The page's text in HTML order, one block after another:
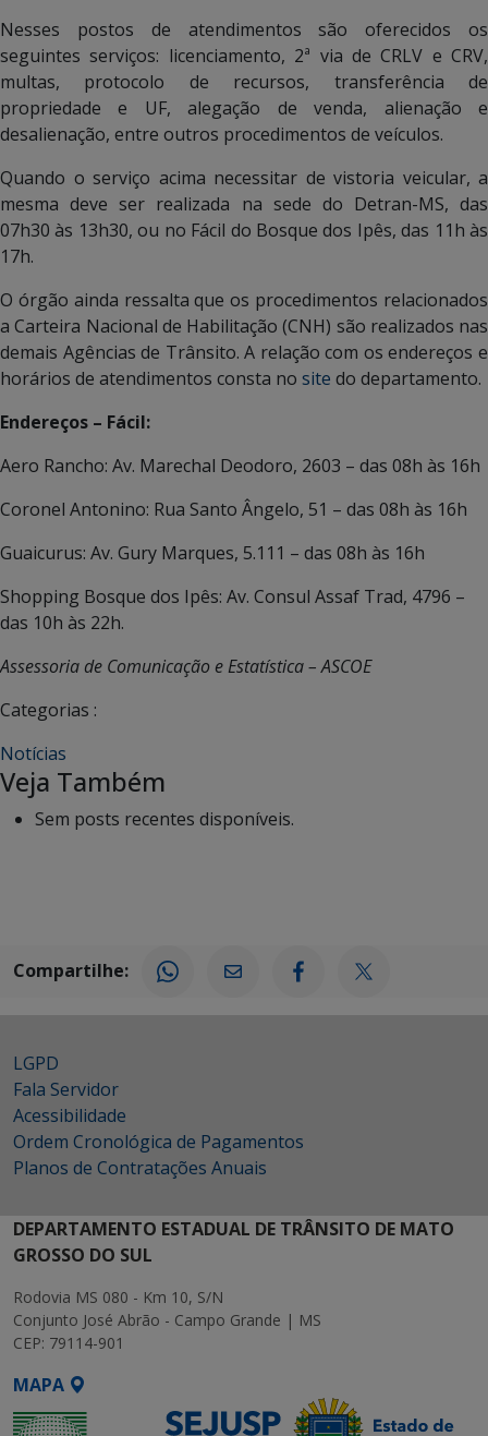
Nesses postos de atendimentos são oferecidos os
seguintes serviços: licenciamento, 2ª via de CRLV e CRV,
multas, protocolo de recursos, transferência de
propriedade e UF, alegação de venda, alienação e
desalienação, entre outros procedimentos de veículos.
Quando o serviço acima necessitar de vistoria veicular, a
mesma deve ser realizada na sede do Detran-MS, das
07h30 às 13h30, ou no Fácil do Bosque dos Ipês, das 11h às
17h.
O órgão ainda ressalta que os procedimentos relacionados
a Carteira Nacional de Habilitação (CNH) são realizados nas
demais Agências de Trânsito. A relação com os endereços e
horários de atendimentos consta no site do departamento.
Endereços – Fácil:
Aero Rancho: Av. Marechal Deodoro, 2603 – das 08h às 16h
Coronel Antonino: Rua Santo Ângelo, 51 – das 08h às 16h
Guaicurus: Av. Gury Marques, 5.111 – das 08h às 16h
Shopping Bosque dos Ipês: Av. Consul Assaf Trad, 4796 –
das 10h às 22h.
Assessoria de Comunicação e Estatística – ASCOE
Categorias :
Notícias
Veja Também
Sem posts recentes disponíveis.
Compartilhe:
LGPD
Fala Servidor
Acessibilidade
Ordem Cronológica de Pagamentos
Planos de Contratações Anuais
DEPARTAMENTO ESTADUAL DE TRÂNSITO DE MATO
GROSSO DO SUL
Rodovia MS 080 - Km 10, S/N
Conjunto José Abrão - Campo Grande | MS
CEP: 79114-901
MAPA